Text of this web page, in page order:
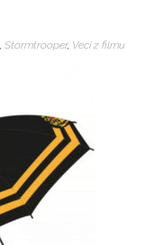
Stormtrooper, Veci z filmu